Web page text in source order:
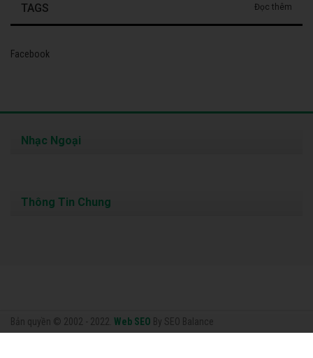
TAGS Đọc thêm
Facebook
Bản quyền © 2002 - 2022. Web SEO By SEO Balance
Nhạc Ngoại
Thông Tin Chung